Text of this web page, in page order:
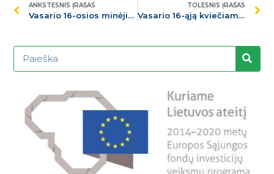
ANKSTESNIS ĮRAŠAS
Vasario 16-osios minėjimas Butrimonių gimnazijoje
TOLESNIS ĮRAŠAS
Vasario 16-ąją kviečiame švęsti drauge!